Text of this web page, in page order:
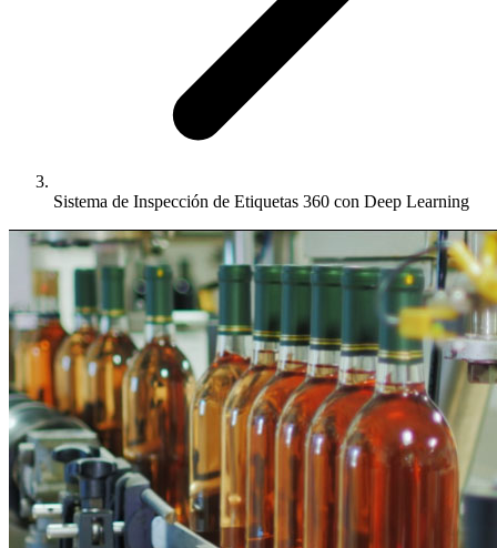
Sistema de Inspección de Etiquetas 360 con Deep Learning